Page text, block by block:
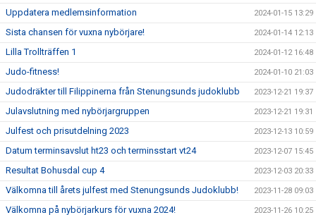
Uppdatera medlemsinformation 2024-01-15 13:29
Sista chansen för vuxna nybörjare! 2024-01-14 12:13
Lilla Trollträffen 1 2024-01-12 16:48
Judo-fitness! 2024-01-10 21:03
Judodräkter till Filippinerna från Stenungsunds judoklubb 2023-12-21 19:37
Julavslutning med nybörjargruppen 2023-12-21 19:31
Julfest och prisutdelning 2023 2023-12-13 10:59
Datum terminsavslut ht23 och terminsstart vt24 2023-12-07 15:45
Resultat Bohusdal cup 4 2023-12-03 20:33
Välkomna till årets julfest med Stenungsunds Judoklubb! 2023-11-28 09:03
Välkomna på nybörjarkurs för vuxna 2024! 2023-11-26 10:25